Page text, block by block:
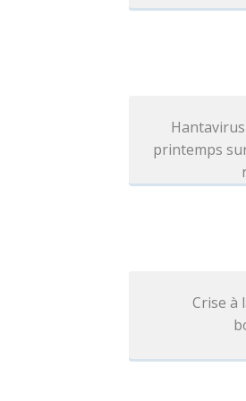
printemps
Crise à